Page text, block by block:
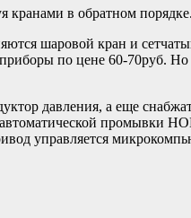
кранами в обратном порядке.
шаровой кран и
по цене 60-70руб.
давления, а еще
промывки
управляется